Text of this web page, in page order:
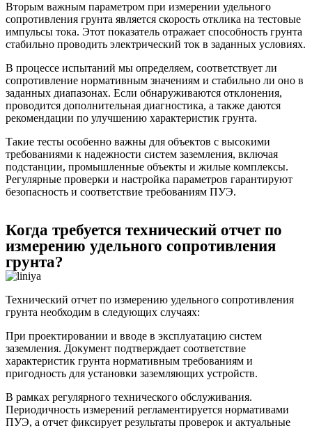
Вторым важным параметром при измерении удельного
сопротивления грунта является скорость отклика на тестовые
импульсы тока. Этот показатель отражает способность грунта
стабильно проводить электрический ток в заданных условиях.
В процессе испытаний мы определяем, соответствует ли
сопротивление нормативным значениям и стабильно ли оно в
заданных диапазонах. Если обнаруживаются отклонения,
проводится дополнительная диагностика, а также даются
рекомендации по улучшению характеристик грунта.
Такие тесты особенно важны для объектов с высокими
требованиями к надежности систем заземления, включая
подстанции, промышленные объекты и жилые комплексы.
Регулярные проверки и настройка параметров гарантируют
безопасность и соответствие требованиям ПУЭ.
Когда требуется технический отчет по
измерению удельного сопротивления
грунта?
Технический отчет по измерению удельного сопротивления
грунта необходим в следующих случаях:
При проектировании и вводе в эксплуатацию систем
заземления. Документ подтверждает соответствие
характеристик грунта нормативным требованиям и
пригодность для установки заземляющих устройств.
В рамках регулярного технического обслуживания.
Периодичность измерений регламентируется нормативами
ПУЭ, а отчет фиксирует результаты проверок и актуальные